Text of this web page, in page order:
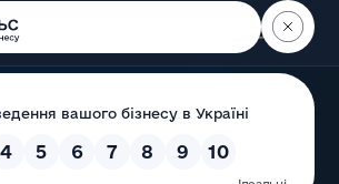
Пошук